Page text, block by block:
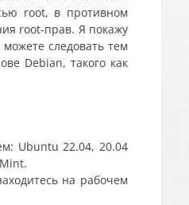
root, в противном
root-прав. Я покажу
следовать тем
Debian, такого как
Ubuntu 22.04, 20.04
на рабочем